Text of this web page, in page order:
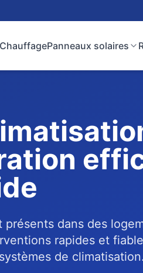
ChauffagePanneaux solaires
dans des
rapides et
de climatisation.